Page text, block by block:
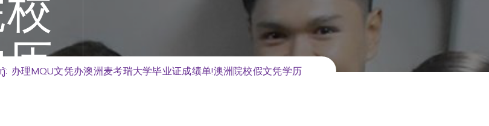
: 办理MQU文凭办澳洲麦考瑞大学毕业证成绩单!澳洲院校假文凭学历